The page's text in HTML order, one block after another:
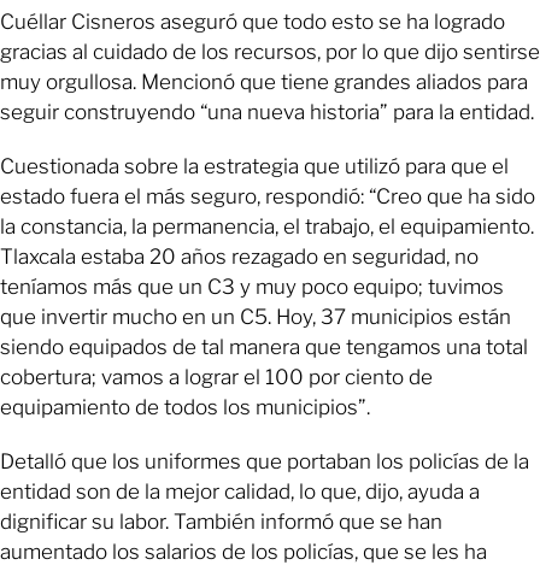
Cuéllar Cisneros aseguró que todo esto se ha logrado
gracias al cuidado de los recursos, por lo que dijo sentirse
muy orgullosa. Mencionó que tiene grandes aliados para
seguir construyendo “una nueva historia” para la entidad.
Cuestionada sobre la estrategia que utilizó para que el
estado fuera el más seguro, respondió: “Creo que ha sido
la constancia, la permanencia, el trabajo, el equipamiento.
Tlaxcala estaba 20 años rezagado en seguridad, no
teníamos más que un C3 y muy poco equipo; tuvimos
que invertir mucho en un C5. Hoy, 37 municipios están
siendo equipados de tal manera que tengamos una total
cobertura; vamos a lograr el 100 por ciento de
equipamiento de todos los municipios”.
Detalló que los uniformes que portaban los policías de la
entidad son de la mejor calidad, lo que, dijo, ayuda a
dignificar su labor. También informó que se han
aumentado los salarios de los policías, que se les ha